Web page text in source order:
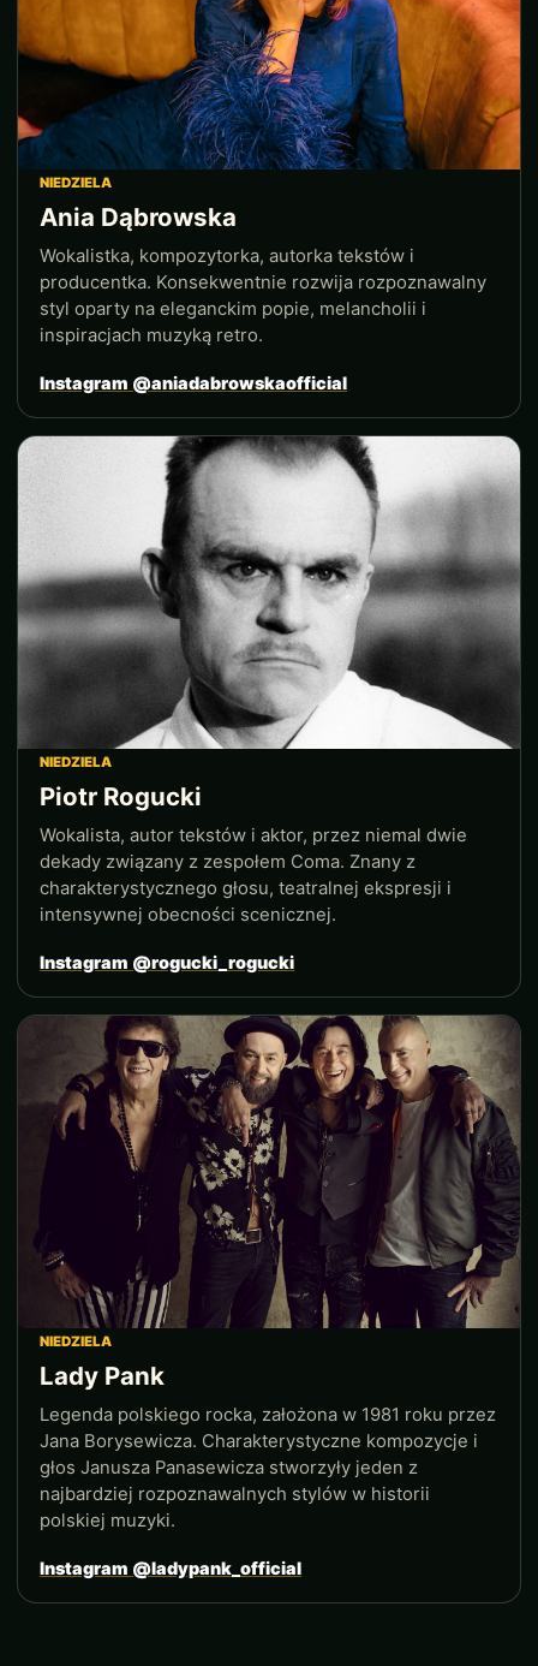
NIEDZIELA
Ania Dąbrowska
Wokalistka, kompozytorka, autorka tekstów i
producentka. Konsekwentnie rozwija rozpoznawalny
styl oparty na eleganckim popie, melancholii i
inspiracjach muzyką retro.
Instagram @aniadabrowskaofficial
NIEDZIELA
Piotr Rogucki
Wokalista, autor tekstów i aktor, przez niemal dwie
dekady związany z zespołem Coma. Znany z
charakterystycznego głosu, teatralnej ekspresji i
intensywnej obecności scenicznej.
Instagram @rogucki_rogucki
NIEDZIELA
Lady Pank
Legenda polskiego rocka, założona w 1981 roku przez
Jana Borysewicza. Charakterystyczne kompozycje i
głos Janusza Panasewicza stworzyły jeden z
najbardziej rozpoznawalnych stylów w historii
polskiej muzyki.
Instagram @ladypank_official